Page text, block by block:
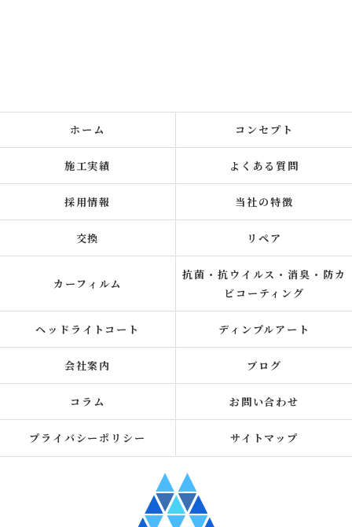
ホーム コンセプト
施工実績 よくある質問
採用情報 当社の特徴
交換 リペア
カーフィルム
抗菌・抗ウイルス・消臭・防カ
ビコーティング
ヘッドライトコート ディンプルアート
会社案内 ブログ
コラム お問い合わせ
プライバシーポリシー サイトマップ